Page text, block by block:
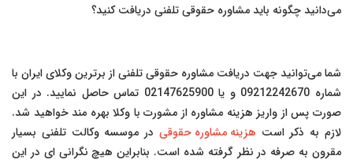
می‌دانید چگونه باید مشاوره حقوقی تلفنی دریافت کنید؟
شما می‌توانید جهت دریافت مشاوره حقوقی تلفنی از برترین وکلای ایران با
شماره 09212242670 و یا 02147625900 تماس حاصل نمایید. در این
صورت پس از واریز هزینه مشاوره از مشورت با وکلا بهره مند خواهید شد.
لازم به ذکر است هزینه مشاوره حقوقی در موسسه وکالت تلفنی بسیار
مقرون به صرفه در نظر گرفته شده است. بنابراین هیچ نگرانی ای در این